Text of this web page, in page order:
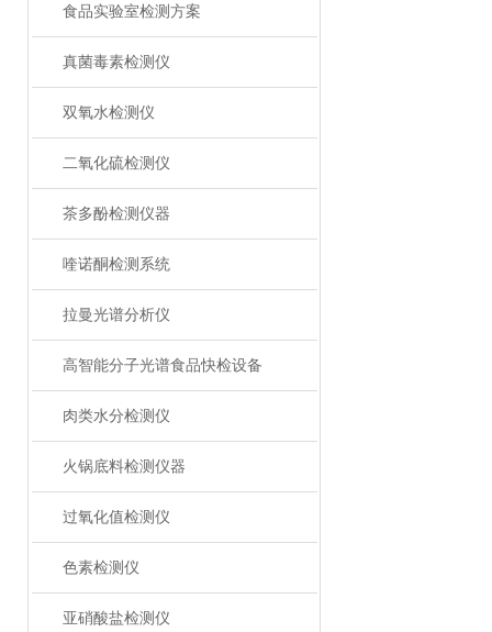
食品实验室检测方案
真菌毒素检测仪
双氧水检测仪
二氧化硫检测仪
茶多酚检测仪器
喹诺酮检测系统
拉曼光谱分析仪
高智能分子光谱食品快检设备
肉类水分检测仪
火锅底料检测仪器
过氧化值检测仪
色素检测仪
亚硝酸盐检测仪